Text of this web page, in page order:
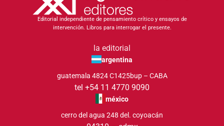
Editorial independiente de pensamiento crítico y ensayos de
intervención. Libros para interrogar el presente.
la editorial
argentina
guatemala 4824 C1425bup – CABA
tel +54 11 4770 9090
méxico
cerro del agua 248 del. coyoacán